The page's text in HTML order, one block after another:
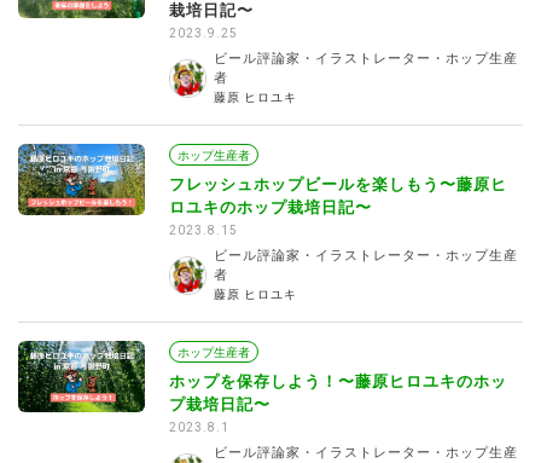
栽培日記〜
2023.9.25
ビール評論家・イラストレーター・ホップ生産
者
藤原 ヒロユキ
ホップ生産者
フレッシュホップビールを楽しもう〜藤原ヒ
ロユキのホップ栽培日記〜
2023.8.15
ビール評論家・イラストレーター・ホップ生産
者
藤原 ヒロユキ
ホップ生産者
ホップを保存しよう！〜藤原ヒロユキのホッ
プ栽培日記〜
2023.8.1
ビール評論家・イラストレーター・ホップ生産